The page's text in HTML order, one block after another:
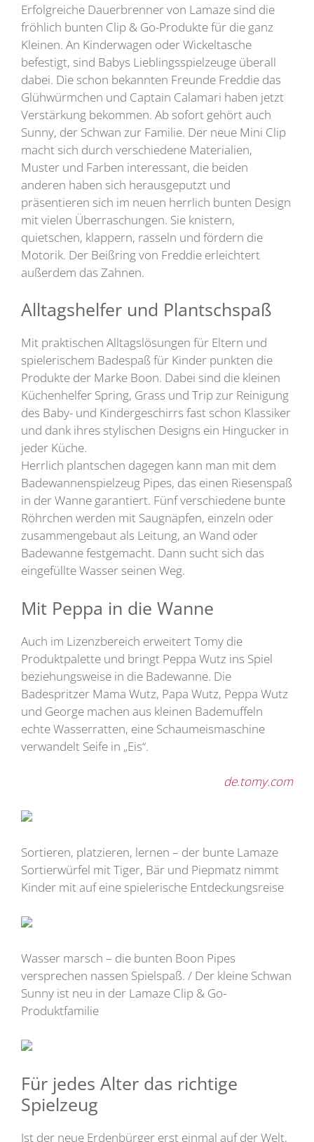
Erfolgreiche Dauerbrenner von Lamaze sind die
fröhlich bunten Clip & Go-Produkte für die ganz
Kleinen. An Kinderwagen oder Wickeltasche
befestigt, sind Babys Lieblingsspielzeuge überall
dabei. Die schon bekannten Freunde Freddie das
Glühwürmchen und Captain Calamari haben jetzt
Verstärkung bekommen. Ab sofort gehört auch
Sunny, der Schwan zur Familie. Der neue Mini Clip
macht sich durch verschiedene Materialien,
Muster und Farben interessant, die beiden
anderen haben sich herausgeputzt und
präsentieren sich im neuen herrlich bunten Design
mit vielen Überraschungen. Sie knistern,
quietschen, klappern, rasseln und fördern die
Motorik. Der Beißring von Freddie erleichtert
außerdem das Zahnen.
Alltagshelfer und Plantschspaß
Mit praktischen Alltagslösungen für Eltern und
spielerischem Badespaß für Kinder punkten die
Produkte der Marke Boon. Dabei sind die kleinen
Küchenhelfer Spring, Grass und Trip zur Reinigung
des Baby- und Kindergeschirrs fast schon Klassiker
und dank ihres stylischen Designs ein Hingucker in
jeder Küche.
Herrlich plantschen dagegen kann man mit dem
Badewannenspielzeug Pipes, das einen Riesenspaß
in der Wanne garantiert. Fünf verschiedene bunte
Röhrchen werden mit Saugnäpfen, einzeln oder
zusammengebaut als Leitung, an Wand oder
Badewanne festgemacht. Dann sucht sich das
eingefüllte Wasser seinen Weg.
Mit Peppa in die Wanne
Auch im Lizenzbereich erweitert Tomy die
Produktpalette und bringt Peppa Wutz ins Spiel
beziehungsweise in die Badewanne. Die
Badespritzer Mama Wutz, Papa Wutz, Peppa Wutz
und George machen aus kleinen Bademuffeln
echte Wasserratten, eine Schaumeismaschine
verwandelt Seife in „Eis“.
de.tomy.com
Sortieren, platzieren, lernen – der bunte Lamaze
Sortierwürfel mit Tiger, Bär und Piepmatz nimmt
Kinder mit auf eine spielerische Entdeckungsreise
Wasser marsch – die bunten Boon Pipes
versprechen nassen Spielspaß. / Der kleine Schwan
Sunny ist neu in der Lamaze Clip & Go-
Produktfamilie
Für jedes Alter das richtige
Spielzeug
Ist der neue Erdenbürger erst einmal auf der Welt,